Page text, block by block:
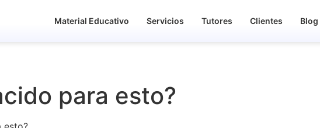
Material Educativo Servicios Tutores Clientes Blog
para esto?